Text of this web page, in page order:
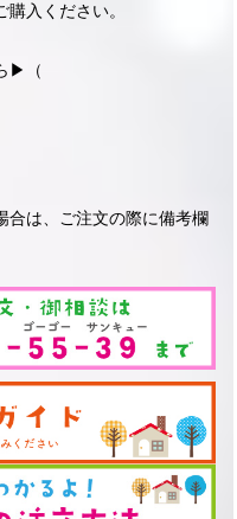
入ください。
▶︎（
は、ご注文の際に備考欄